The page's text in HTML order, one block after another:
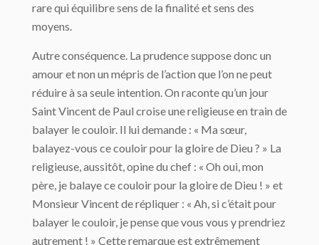
rare qui équilibre sens de la finalité et sens des
moyens.
Autre conséquence. La prudence suppose donc un
amour et non un mépris de l’action que l’on ne peut
réduire à sa seule intention. On raconte qu’un jour
Saint Vincent de Paul croise une religieuse en train de
balayer le couloir. Il lui demande : « Ma sœur,
balayez-vous ce couloir pour la gloire de Dieu ? » La
religieuse, aussitôt, opine du chef : « Oh oui, mon
père, je balaye ce couloir pour la gloire de Dieu ! » et
Monsieur Vincent de répliquer : « Ah, si c’était pour
balayer le couloir, je pense que vous vous y prendriez
autrement ! » Cette remarque est extrêmement